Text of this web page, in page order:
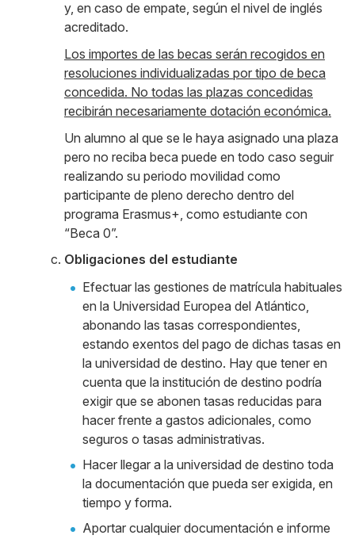
y, en caso de empate, según el nivel de inglés
acreditado.
Los importes de las becas serán recogidos en
resoluciones individualizadas por tipo de beca
concedida. No todas las plazas concedidas
recibirán necesariamente dotación económica.
Un alumno al que se le haya asignado una plaza
pero no reciba beca puede en todo caso seguir
realizando su periodo movilidad como
participante de pleno derecho dentro del
programa Erasmus+, como estudiante con
“Beca 0”.
Obligaciones del estudiante
Efectuar las gestiones de matrícula habituales
en la Universidad Europea del Atlántico,
abonando las tasas correspondientes,
estando exentos del pago de dichas tasas en
la universidad de destino. Hay que tener en
cuenta que la institución de destino podría
exigir que se abonen tasas reducidas para
hacer frente a gastos adicionales, como
seguros o tasas administrativas.
Hacer llegar a la universidad de destino toda
la documentación que pueda ser exigida, en
tiempo y forma.
Aportar cualquier documentación e informe